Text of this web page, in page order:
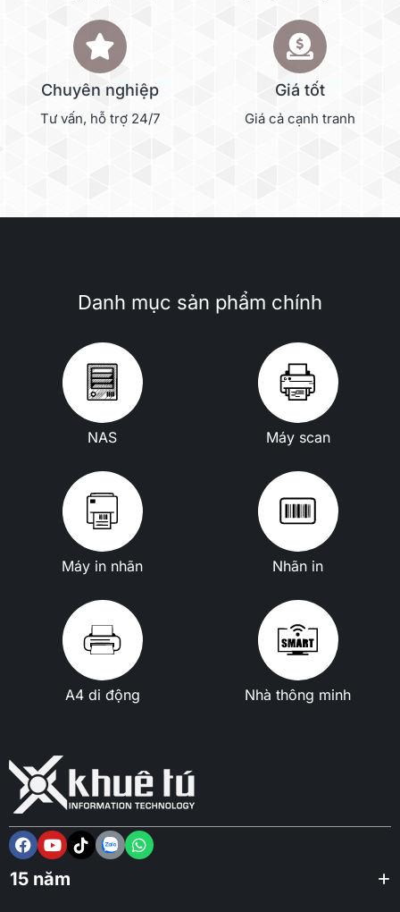
Chuyên nghiệp
Tư vấn, hỗ trợ 24/7
Giá tốt
Giá cả cạnh tranh
Danh mục sản phẩm chính
NAS Máy scan
Máy in nhãn Nhãn in
A4 di động Nhà thông minh
15 năm